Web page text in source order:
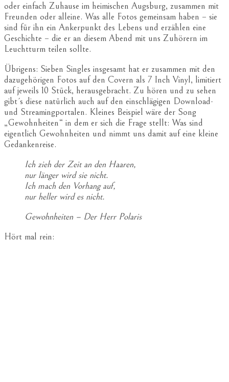
oder einfach Zuhause im heimischen Augsburg, zusammen mit
Freunden oder alleine. Was alle Fotos gemeinsam haben – sie
sind für ihn ein Ankerpunkt des Lebens und erzählen eine
Geschichte – die er an diesem Abend mit uns Zuhörern im
Leuchtturm teilen sollte.
Übrigens: Sieben Singles insgesamt hat er zusammen mit den
dazugehörigen Fotos auf den Covern als 7 Inch Vinyl, limitiert
auf jeweils 10 Stück, herausgebracht. Zu hören und zu sehen
gibt´s diese natürlich auch auf den einschlägigen Download-
und Streamingportalen. Kleines Beispiel wäre der Song
„Gewohnheiten“ in dem er sich die Frage stellt: Was sind
eigentlich Gewohnheiten und nimmt uns damit auf eine kleine
Gedankenreise.
Ich zieh der Zeit an den Haaren,
nur länger wird sie nicht.
Ich mach den Vorhang auf,
nur heller wird es nicht.
Gewohnheiten – Der Herr Polaris
Hört mal rein: